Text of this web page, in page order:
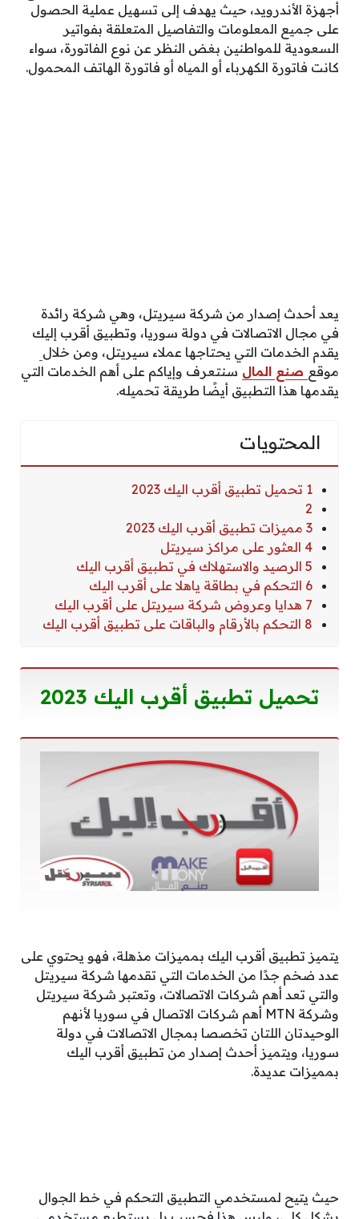
أجهزة الأندرويد، حيث يهدف إلى تسهيل عملية الحصول
على جميع المعلومات والتفاصيل المتعلقة بفواتير
السعودية للمواطنين بغض النظر عن نوع الفاتورة، سواء
كانت فاتورة الكهرباء أو المياه أو فاتورة الهاتف المحمول.
يعد أحدث إصدار من شركة سيريتل، وهي شركة رائدة
في مجال الاتصالات في دولة سوريا، وتطبيق أقرب إليك
يقدم الخدمات التي يحتاجها عملاء سيريتل، ومن خلال
موقع صنع المال سنتعرف وإياكم على أهم الخدمات التي
يقدمها هذا التطبيق أيضًا طريقة تحميله.
المحتويات
1 تحميل تطبيق أقرب اليك 2023
2
3 مميزات تطبيق أقرب اليك 2023
4 العثور على مراكز سيريتل
5 الرصيد والاستهلاك في تطبيق أقرب اليك
6 التحكم في بطاقة ياهلا على أقرب اليك
7 هدايا وعروض شركة سيريتل على أقرب اليك
8 التحكم بالأرقام والباقات على تطبيق أقرب اليك
تحميل تطبيق أقرب اليك 2023
يتميز تطبيق أقرب اليك بمميزات مذهلة، فهو يحتوي على
عدد ضخم جدًا من الخدمات التي تقدمها شركة سيريتل
والتي تعد أهم شركات الاتصالات، وتعتبر شركة سيريتل
وشركة MTN أهم شركات الاتصال في سوريا لأنهم
الوحيدتان اللتان تخصصا بمجال الاتصالات في دولة
سوريا، ويتميز أحدث إصدار من تطبيق أقرب اليك
بمميزات عديدة.
حيث يتيح لمستخدمي التطبيق التحكم في خط الجوال